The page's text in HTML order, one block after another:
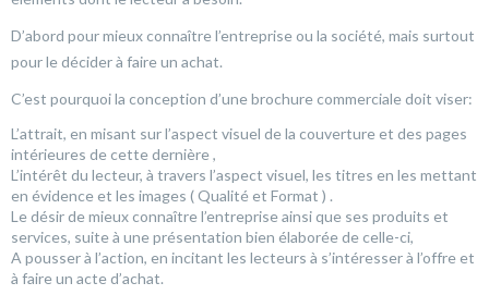
D’abord pour mieux connaître l’entreprise ou la société, mais surtout
pour le décider à faire un achat.
C’est pourquoi la conception d’une brochure commerciale doit viser:
L’attrait, en misant sur l’aspect visuel de la couverture et des pages
intérieures de cette dernière ,
L’intérêt du lecteur, à travers l’aspect visuel, les titres en les mettant
en évidence et les images ( Qualité et Format ) .
Le désir de mieux connaître l’entreprise ainsi que ses produits et
services, suite à une présentation bien élaborée de celle-ci,
A pousser à l’action, en incitant les lecteurs à s’intéresser à l’offre et
à faire un acte d’achat.